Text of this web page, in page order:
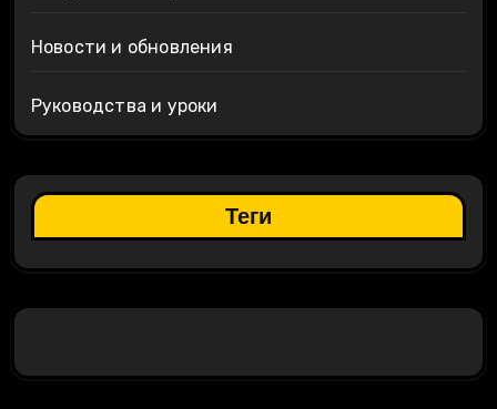
Новости и обновления
Руководства и уроки
Теги